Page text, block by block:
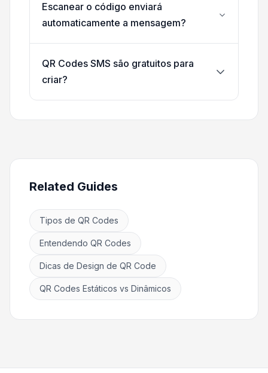
Escanear o código enviará
automaticamente a mensagem?
QR Codes SMS são gratuitos para
criar?
Related Guides
Tipos de QR Codes
Entendendo QR Codes
Dicas de Design de QR Code
QR Codes Estáticos vs Dinâmicos